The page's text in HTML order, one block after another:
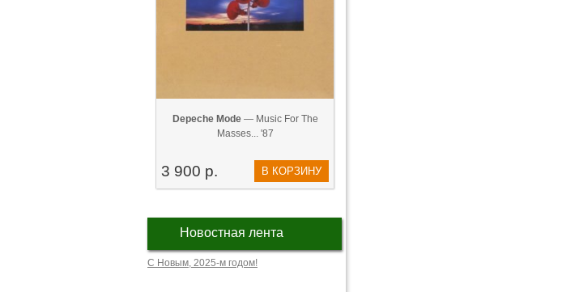
Depeche Mode— Music For The
Masses... '87
3 900 р. В КОРЗИНУ
Новостная лента
С Новым, 2025-м годом!